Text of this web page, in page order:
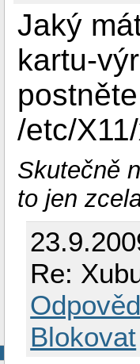
Jaký
kartu-
/etc/
Skutečně
to jen
Re:
Blokovat